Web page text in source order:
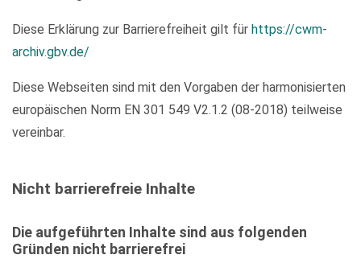
Diese Erklärung zur Barrierefreiheit gilt für https://cwm-
archiv.gbv.de/
Diese Webseiten sind mit den Vorgaben der harmonisierten
europäischen Norm EN 301 549 V2.1.2 (08-2018) teilweise
vereinbar.
Nicht barrierefreie Inhalte
Die aufgeführten Inhalte sind aus folgenden
Gründen nicht barrierefrei